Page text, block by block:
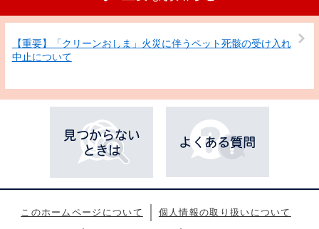
【重要】「クリーンおしま」火災に伴うペット死骸の受け入れ
中止について
このホームページについて 個人情報の取り扱いについて